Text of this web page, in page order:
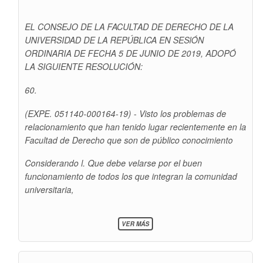
EL CONSEJO DE LA FACULTAD DE DERECHO DE LA
UNIVERSIDAD DE LA REPÚBLICA EN SESlÓN
ORDINARIA DE FECHA 5 DE JUNIO DE 2019, ADOPÓ
LA SIGUIENTE RESOLUCIÓN:
60.
(EXPE. 051140-000164-19) - Visto los problemas de
relacionamiento que han tenido lugar recientemente en la
Facultad de Derecho que son de público conocimiento
Considerando l. Que debe velarse por el buen
funcionamiento de todos los que integran la comunidad
universitaria,
VER MÁSSOBRE
RESOLUCIÓN